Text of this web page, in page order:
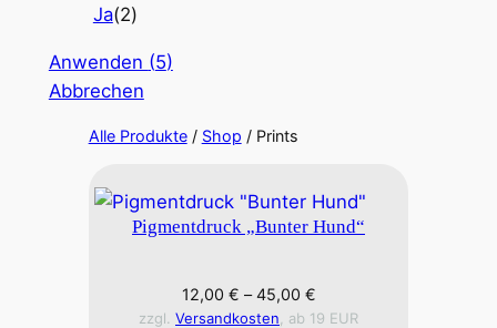
Ja(2)
Anwenden (5)
Abbrechen
Alle Produkte/ Shop / Prints
Pigmentdruck „Bunter Hund“
12,00 € –45,00 €
zzgl. Versandkosten , ab 19 EUR